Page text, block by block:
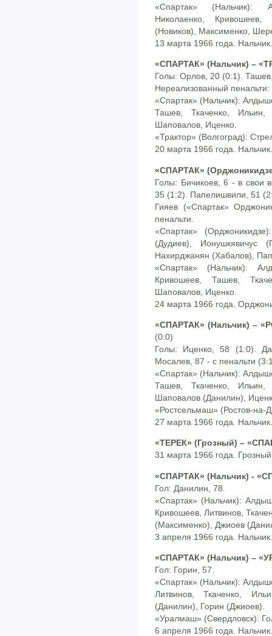
«Спартак» (Нальчик):
Николаенко,
(Новиков), Максименко,
13 марта 1966 года. Нальчик.
«СПАРТАК» (Нальчик) –
Голы: Орлов, 20 (0:1).
Нереализованный
«Спартак» (Нальчик):
Ташев, Ткаченко, Ильин,
Шаповалов, Иценко.
«Трактор» (Волгоград):
20 марта 1966 года. Нальчик.
«СПАРТАК»
Голы: Бичикоев, 6 - в свои
35 (1:2). Папелишвили, 51
Гияев («Спартак»
пенальти.
«Спартак»
(Дудиев), Ионушкявичус
Нахирджанян (Хабалов),
«Спартак» (Нальчик):
Кривошеев, Ташев,
Шаповалов, Иценко.
24 марта 1966 года.
«СПАРТАК» (Нальчик) –
(0:0)
Голы: Иценко, 58 (1:0).
Мосалев, 87 - с пенальти
«Спартак» (Нальчик):
Ташев, Ткаченко, Ильин,
Шаповалов (Данилин),
«Ростсельмаш» (Ростов-на-
27 марта 1966 года. Нальчик.
«ТЕРЕК» (Грозный) –
31 марта 1966 года.
«СПАРТАК» (Нальчик) -
Гол: Данилин, 78.
«Спартак» (Нальчик):
Кривошеев, Литвинов,
(Максименко), Джиоев
3 апреля 1966 года. Нальчик.
«СПАРТАК» (Нальчик) –
Гол: Горин, 57.
«Спартак» (Нальчик):
Литвинов, Ткаченко,
(Данилин), Горин (Джиоев).
«Уралмаш» (Свердловск):
6 апреля 1966 года. Нальчик.